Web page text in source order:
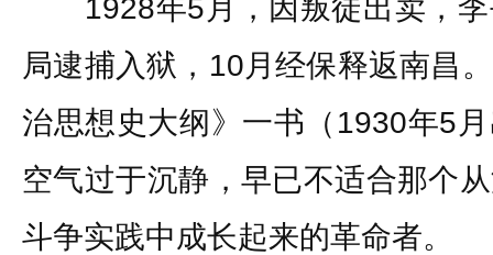
1928年5月，因叛徒出卖，李
局逮捕入狱，10月经保释返南昌
治思想史大纲》一书（1930年5
空气过于沉静，早已不适合那个
斗争实践中成长起来的革命者。